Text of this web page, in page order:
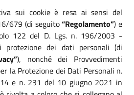
sui cookie è resa ai sensi del
679 (di seguito“Regolamento”) e
122 del D. Lgs. n. 196/2003 -
protezione dei dati personali (di
), nonché dei Provvedimenti
la Protezione dei Dati Personali n.
e n. 231 del 10 giugno 2021 in